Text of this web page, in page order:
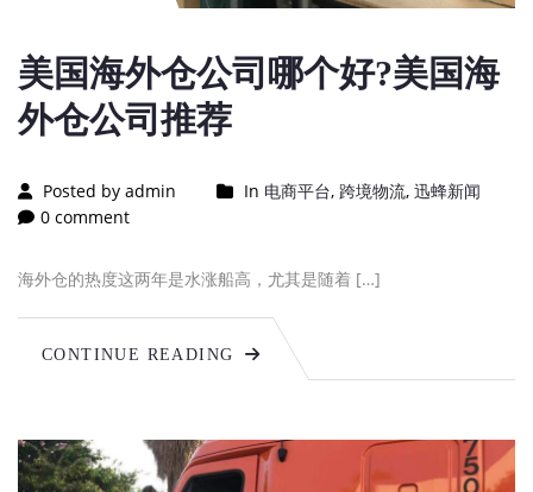
美国海外仓公司哪个好?美国海
外仓公司推荐
Posted by admin In 电商平台, 跨境物流, 迅蜂新闻
0 comment
海外仓的热度这两年是水涨船高，尤其是随着 […]
CONTINUE READING